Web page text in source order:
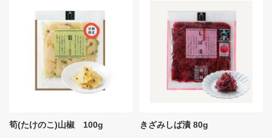
筍(たけのこ)山椒 100g きざみしば漬 80g